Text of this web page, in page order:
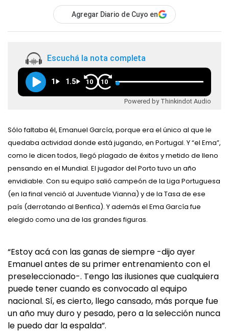
Agregar Diario de Cuyo en
Escuchá la nota completa
1 1.5 10 10
Powered by Thinkindot Audio
Sólo faltaba él, Emanuel García, porque era el único al que le
quedaba actividad donde está jugando, en Portugal. Y “el Ema”,
como le dicen todos, llegó plagado de éxitos y metido de lleno
pensando en el Mundial. El jugador del Porto tuvo un año
envidiable. Con su equipo salió campeón de la Liga Portuguesa
(en la final venció al Juventude Vianna) y de la Tasa de ese
país (derrotando al Benfica). Y además el Ema García fue
elegido como una de las grandes figuras.
“Estoy acá con las ganas de siempre -dijo ayer
Emanuel antes de su primer entrenamiento con el
preseleccionado-. Tengo las ilusiones que cualquiera
puede tener cuando es convocado al equipo
nacional. Sí, es cierto, llego cansado, más porque fue
un año muy duro y pesado, pero a la selección nunca
le puedo dar la espalda”.